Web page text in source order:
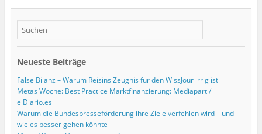
Neueste Beiträge
False Bilanz – Warum Reisins Zeugnis für den WissJour irrig ist
Metas Woche: Best Practice Marktfinanzierung: Mediapart /
elDiario.es
Warum die Bundespresseförderung ihre Ziele verfehlen wird – und
wie es besser gehen könnte